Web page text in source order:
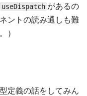
useDispatch があるの
ントの読み通しも難
）
定義の話をしてみん